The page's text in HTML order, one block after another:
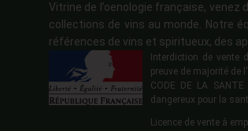
Vitrine de l’oenologie française, venez
collections de vins au monde. Notre
références de vins et spiritueux, des
Interdiction de
preuve de majorité de
CODE DE LA
dangereux pour la
Licence de vente à